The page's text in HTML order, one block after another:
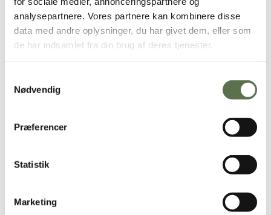
analysepartnere. Vores partnere kan kombinere disse
data med andre oplysninger, du har givet dem, eller som
de har indsamlet fra din brug af deres tjenester.
Nødvendig
Præferencer
Statistik
Marketing
Brugt i opskriften
Økologiske Rugkerner
Økologiske Hørfrø
Kom øl, vand, kerner og frø i en skål og lad det trække ½-1